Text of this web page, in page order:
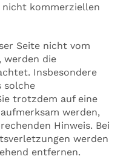
kommerziellen
Seite nicht vom
werden die
Insbesondere
solche
trotzdem auf eine
werden,
Hinweis. Bei
werden
entfernen.